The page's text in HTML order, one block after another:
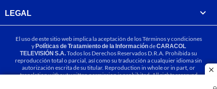
LEGAL
El uso de este sitio web implica la aceptación de losTérminos y condiciones
yPolíticas de Tratamiento de la InformacióndeCARACOL
TELEVISIÓN S.A.Todos los Derechos Reservados D.R.A. Prohibida su
reproducción total o parcial, así como su traducción a cualquier idioma sin
autorización escrita de su titular. Reproduction in whole or in part, or
translation without written permission is prohibited. All rights reserved